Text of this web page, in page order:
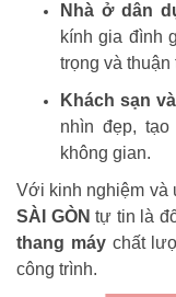
Nhà ở dân
kính gia đình
trọng và
Khách sạn
nhìn đẹp,
không gian.
Với kinh nghiệm và
SÀI GÒN tự tin là
thang máychất
công trình.